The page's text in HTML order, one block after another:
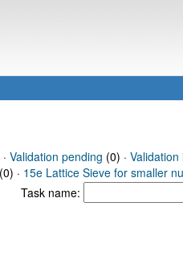
Validation pending (0) · Validation
(0) · 15e Lattice Sieve for smaller
Task name: